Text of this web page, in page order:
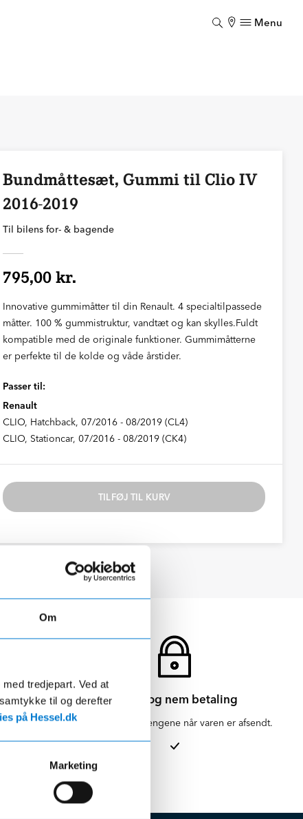
Om
tredjepart. Ved at
til og derefter
på Hessel.dk
Marketing
Menu
Bundmåttesæt, Gummi til Clio IV
2016-2019
Til bilens for- & bagende
795,00 kr.
Innovative gummimåtter til din Renault. 4 specialtilpassede
måtter. 100 % gummistruktur, vandtæt og kan skylles.Fuldt
kompatible med de originale funktioner. Gummimåtterne
er perfekte til de kolde og våde årstider.
Passer til:
Renault
CLIO, Hatchback, 07/2016 - 08/2019 (CL4)
CLIO, Stationcar, 07/2016 - 08/2019 (CK4)
TILFØJ TIL KURV
for 1-3
Sikker og nem betaling
Vi hæver først pengene når varen er afsendt.